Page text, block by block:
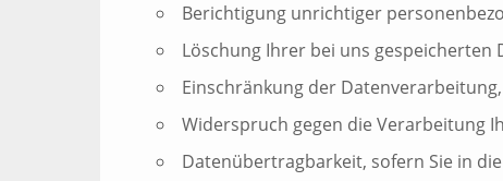
Berichtigung unrichtiger
Löschung Ihrer bei uns gespeicherten
Einschränkung der
Widerspruch gegen die Verarbeitung
Datenübertragbarkeit, sofern Sie in